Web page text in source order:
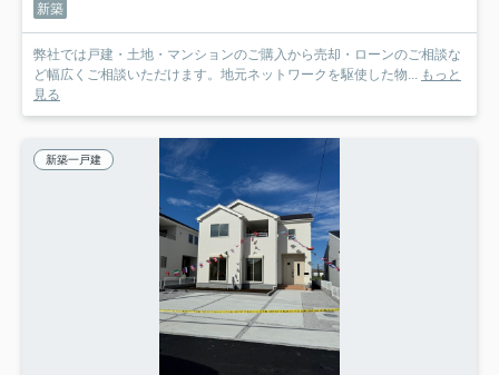
新築
弊社では戸建・土地・マンションのご購入から売却・ローンのご相談な
ど幅広くご相談いただけます。地元ネットワークを駆使した物... もっと
見る
新築一戸建